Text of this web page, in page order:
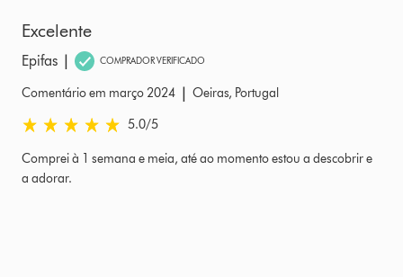
Excelente
Epifas | COMPRADOR VERIFICADO
Comentário em março 2024 | Oeiras, Portugal
5.0 estrelas de 5 em Comentário em março 2024 Ratings
5.0/5
Comprei à 1 semana e meia, até ao momento estou a descobrir e
a adorar.